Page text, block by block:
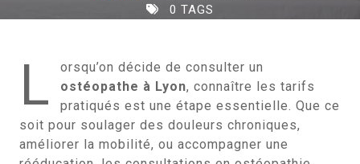
0 TAGS
L
orsqu’on décide de consulter un
ostéopathe à Lyon, connaître les tarifs
pratiqués est une étape essentielle. Que ce
soit pour soulager des douleurs chroniques,
améliorer la mobilité, ou accompagner une